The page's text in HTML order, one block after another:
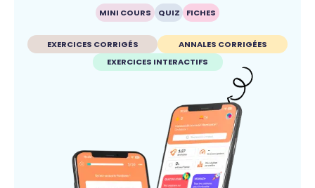
MINI COURS QUIZ FICHES
EXERCICES CORRIGÉS
ANNALES CORRIGÉES
EXERCICES INTERACTIFS